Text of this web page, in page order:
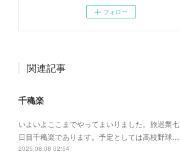
フォロー
関連記事
千穐楽
いよいよここまでやってまいりました。旅巡業七
日目千穐楽であります。予定としては高校野球…
2025.08.08 02:54